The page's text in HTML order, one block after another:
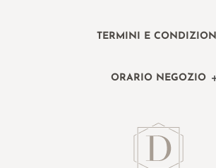
TERMINI E CONDIZIONI
ORARIO NEGOZIO